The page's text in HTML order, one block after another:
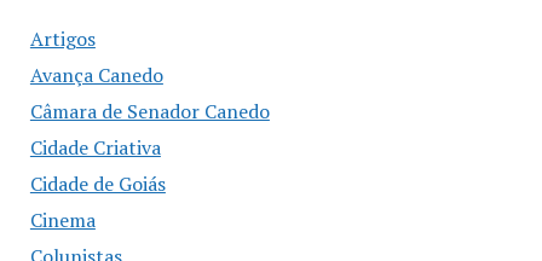
Artigos
Avança Canedo
Câmara de Senador Canedo
Cidade Criativa
Cidade de Goiás
Cinema